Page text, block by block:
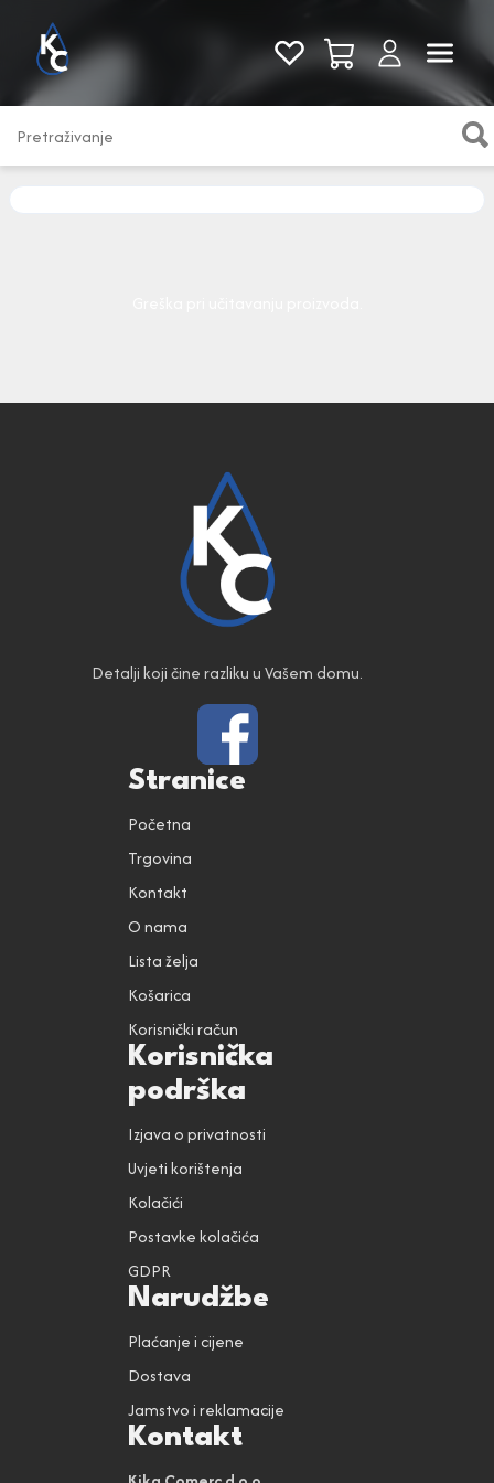
Pogledaj sve
Detalji koji čine razliku u Vašem domu.
Stranice
Početna
Trgovina
Kontakt
O nama
Lista želja
Košarica
Korisnički račun
Korisnička
podrška
Izjava o privatnosti
Uvjeti korištenja
Kolačići
Postavke kolačića
GDPR
Narudžbe
Plaćanje i cijene
Dostava
Jamstvo i reklamacije
Kontakt